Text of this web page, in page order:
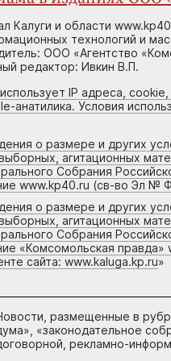
Калуги и области
технологий и
ООО «Агентство
редактор: Ивкин В.П.
IP адреса,
анатилика. Условия
о размере и других
агитационных
Собрания
www.kp40.ru (св-во Эл №
о размере и других
агитационных
Собрания
«Комсомольская
сайта: www.kaluga.kp.ru»
размещенные в
«законодательное
рекламно-